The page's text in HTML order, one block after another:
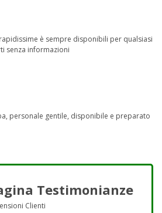
è sempre disponibili per qualsiasi
senza informazioni
personale gentile, disponibile e preparato
Testimonianze
Clienti